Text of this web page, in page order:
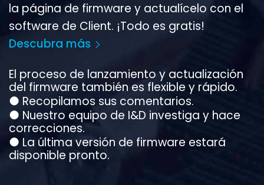
la página de firmware y actualícelo con el
software de Client. ¡Todo es gratis!
Descubra más
El proceso de lanzamiento y actualización
del firmware también es flexible y rápido.
● Recopilamos sus comentarios.
● Nuestro equipo de I&D investiga y hace
correcciones.
● La última versión de firmware estará
disponible pronto.